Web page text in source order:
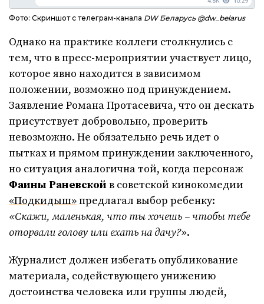
Фото: Скриншот с телеграм-канала DW Беларусь @dw_belarus
Однако на практике коллеги столкнулись с
тем, что в пресс-мероприятии участвует лицо,
которое явно находится в зависимом
положении, возможно под принуждением.
Заявление Романа Протасевича, что он дескать
присутствует добровольно, проверить
невозможно. Не обязательно речь идет о
пытках и прямом принуждении заключенного,
но ситуация аналогична той, когда персонаж
Фаины Раневской в советской кинокомедии
«Подкидыш»предлагал выбор ребенку:
«Скажи, маленькая, что ты хочешь – чтобы тебе
оторвали голову или ехать на дачу?».
Журналист должен избегать опубликование
материала, содействующего унижению
достоинства человека или группы людей,